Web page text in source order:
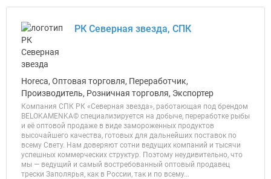
РК Северная звезда, СПК
Horeca, Оптовая торговля, Переработчик,
Производитель, Розничная торговля, Экспортер
Компания СПК РК «Северная звезда», работающая под брендом
BELOKAMENKA© специализируется на добыче, переработке рыбы
и её оптовой продаже в виде замороженных продуктов
высочайшего качества, готовых для дальнейших поставок по
всему Свету. Нам доверяют сотни ведущих компаний и тысячи
успешных коммерческих структур. Поэтому неудивительно, что
мы — ведущий и самый востребованный оптовый продавец
трески Заполярья, как в России, так и по всему...